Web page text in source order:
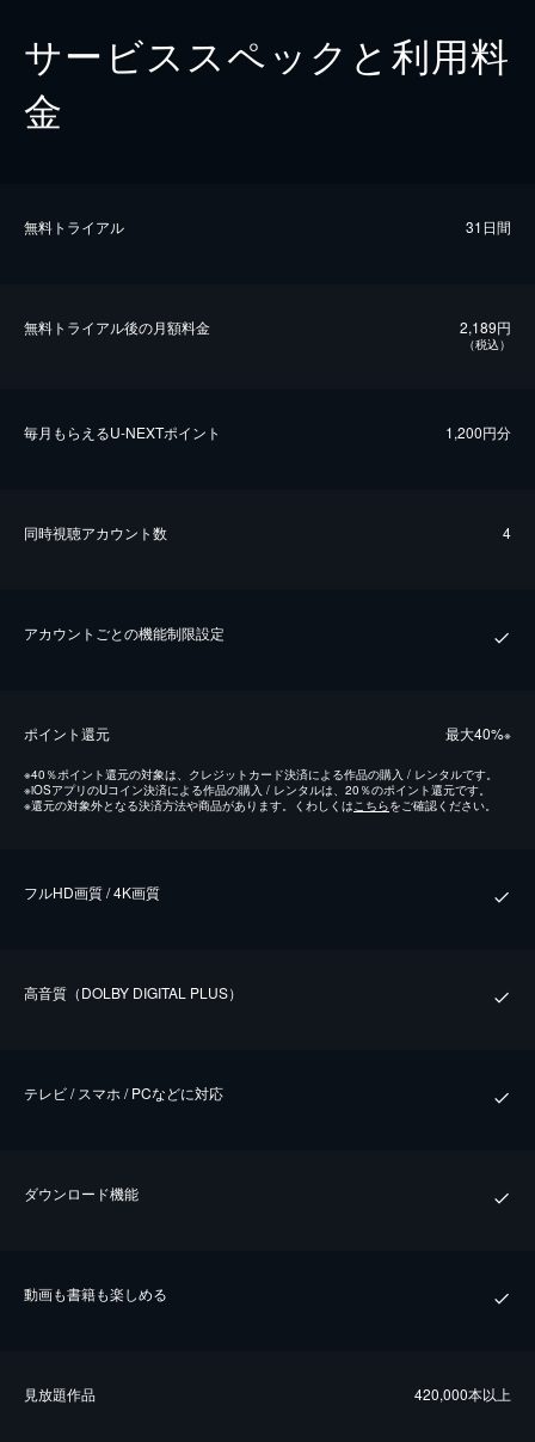
サービススペックと利用料
金
無料トライアル 31日間
無料トライアル後の⽉額料金 2,189円
（税込）
毎⽉もらえるU-NEXTポイント 1,200円分
同時視聴アカウント数 4
アカウントごとの機能制限設定
ポイント還元 最⼤40%※
※40％ポイント還元の対象は、クレジットカード決済による作品の購入 / レンタルです。
※iOSアプリのUコイン決済による作品の購入 / レンタルは、20％のポイント還元です。
※還元の対象外となる決済方法や商品があります。くわしくはこちらをご確認ください。
フルHD画質 / 4K画質
⾼⾳質（DOLBY DIGITAL PLUS）
テレビ / スマホ / PCなどに対応
ダウンロード機能
動画も書籍も楽しめる
⾒放題作品 420,000本以上